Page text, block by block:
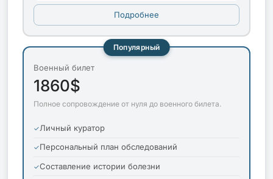
Подробнее
Популярный
Военный билет
1860$
Полное сопровождение от нуля до военного билета.
Личный куратор
Персональный план обследований
Составление истории болезни